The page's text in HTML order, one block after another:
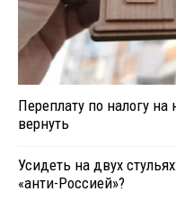
Переплату по налогу
вернуть
Усидеть на двух
«анти-Россией»?